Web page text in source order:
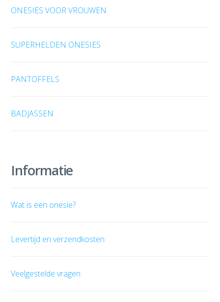
ONESIES VOOR VROUWEN
SUPERHELDEN ONESIES
PANTOFFELS
BADJASSEN
Informatie
Wat is een onesie?
Levertijd en verzendkosten
Veelgestelde vragen